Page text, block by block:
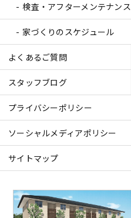
検査・アフターメンテナンス
家づくりのスケジュール
よくあるご質問
スタッフブログ
プライバシーポリシー
ソーシャルメディアポリシー
サイトマップ